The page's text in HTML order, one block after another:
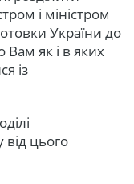
і міністром
України до
Вам як і в яких
із
від цього